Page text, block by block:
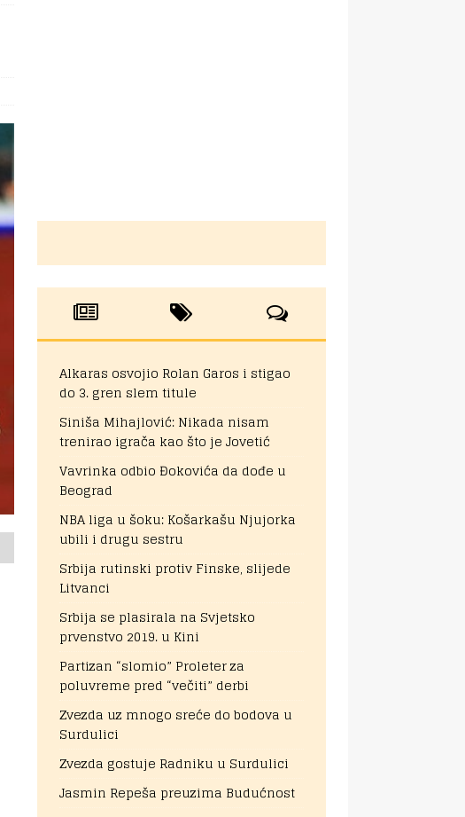
Alkaras osvojio Rolan Garos i stigao
do 3. gren slem titule
Siniša Mihajlović: Nikada nisam
trenirao igrača kao što je Jovetić
Vavrinka odbio Đokovića da dođe u
Beograd
NBA liga u šoku: Košarkašu Njujorka
ubili i drugu sestru
Srbija rutinski protiv Finske, slijede
Litvanci
Srbija se plasirala na Svjetsko
prvenstvo 2019. u Kini
Partizan “slomio” Proleter za
poluvreme pred “večiti” derbi
Zvezda uz mnogo sreće do bodova u
Surdulici
Zvezda gostuje Radniku u Surdulici
Jasmin Repeša preuzima Budućnost